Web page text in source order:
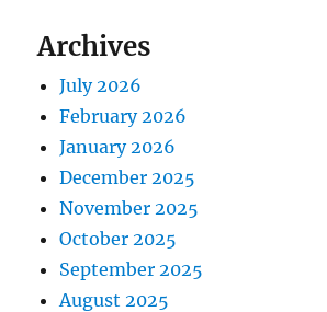
Archives
July 2026
February 2026
January 2026
December 2025
November 2025
October 2025
September 2025
August 2025